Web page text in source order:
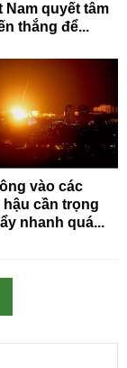
Nam quyết tâm
thắng để...
vào các
cần trọng
nhanh quá...